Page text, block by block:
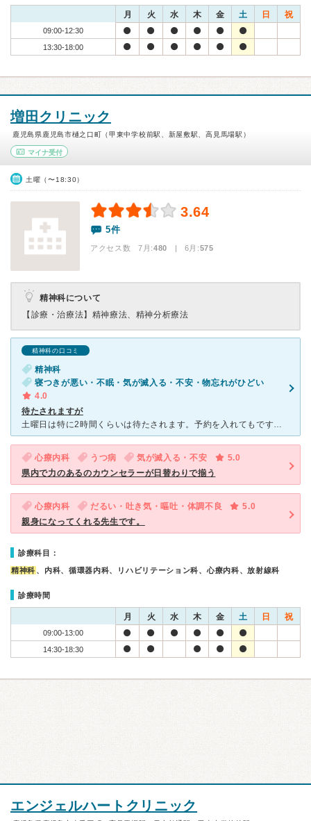
月 火 水 木 金 土 日 祝
09:00-12:30
13:30-18:00
増田クリニック
鹿児島県鹿児島市樋之口町（甲東中学校前駅、新屋敷駅、高見馬場駅）
マイナ受付
土曜（〜18:30）
3.64
5件
アクセス数 7月:480 | 6月:575
精神科について
【診療・治療法】 精神療法、精神分析療法
精神科の口コミ
精神科
寝つきが悪い・不眠・気が滅入る・不安・物忘れがひどい
4.0
待たされますが
土曜日は特に2時間くらいは待たされます。予約を入れてもです。最近はなかなか予約も入れられなくなりました。しかしやはりいい先生であまり薬に頼らない方法考えてくれます。カウンセリングも受けることができ、要
心療内科 うつ病 気が滅入る・不安
5.0
県内で力のあるのカウンセラーが日替わりで揃う
心療内科 だるい・吐き気・嘔吐・体調不良
5.0
親身になってくれる先生です。
診療科目：
精神科 、内科、循環器内科、リハビリテーション科、心療内科、放射線科
診療時間
月 火 水 木 金 土 日 祝
09:00-13:00
14:30-18:30
エンジェルハートクリニック